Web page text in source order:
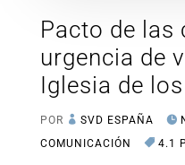
Pacto de las
urgencia de
Iglesia de
POR SVD ESPAÑA
COMUNICACIÓN
4.1